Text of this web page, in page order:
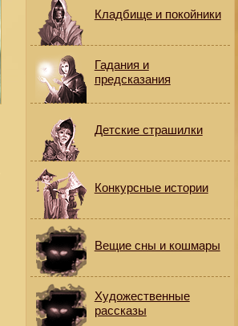
Кладбище и покойники
Гадания и
предсказания
Детские страшилки
Конкурсные истории
Вещие сны и кошмары
Художественные
рассказы